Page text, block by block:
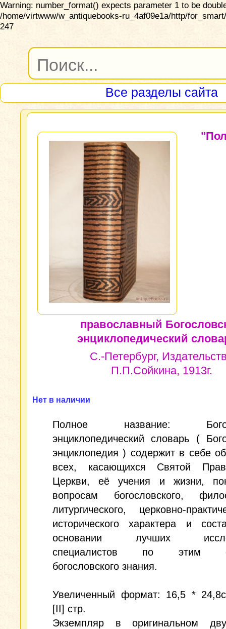
Warning: number_format() expects parameter 1 to be
/home/virtwww/w_antiquebooks-ru_4af09e1a/http/
247
Все разделы сайта
православный
энциклопедический
С.-Петербург,
П.П.Сойкина, 1913г.
Нет в наличии
Полное название:
энциклопедический словарь (
энциклопедия ) содержит в себе
всех, касающихся Святой
Церкви, её учения и жизни,
вопросам богословского,
литургического, церковно-
исторического характера и
основании лучших
специалистов по этим
богословского знания.
Увеличенный формат: 16,5 *
[II] стр.
Экземпляр в оригинальном